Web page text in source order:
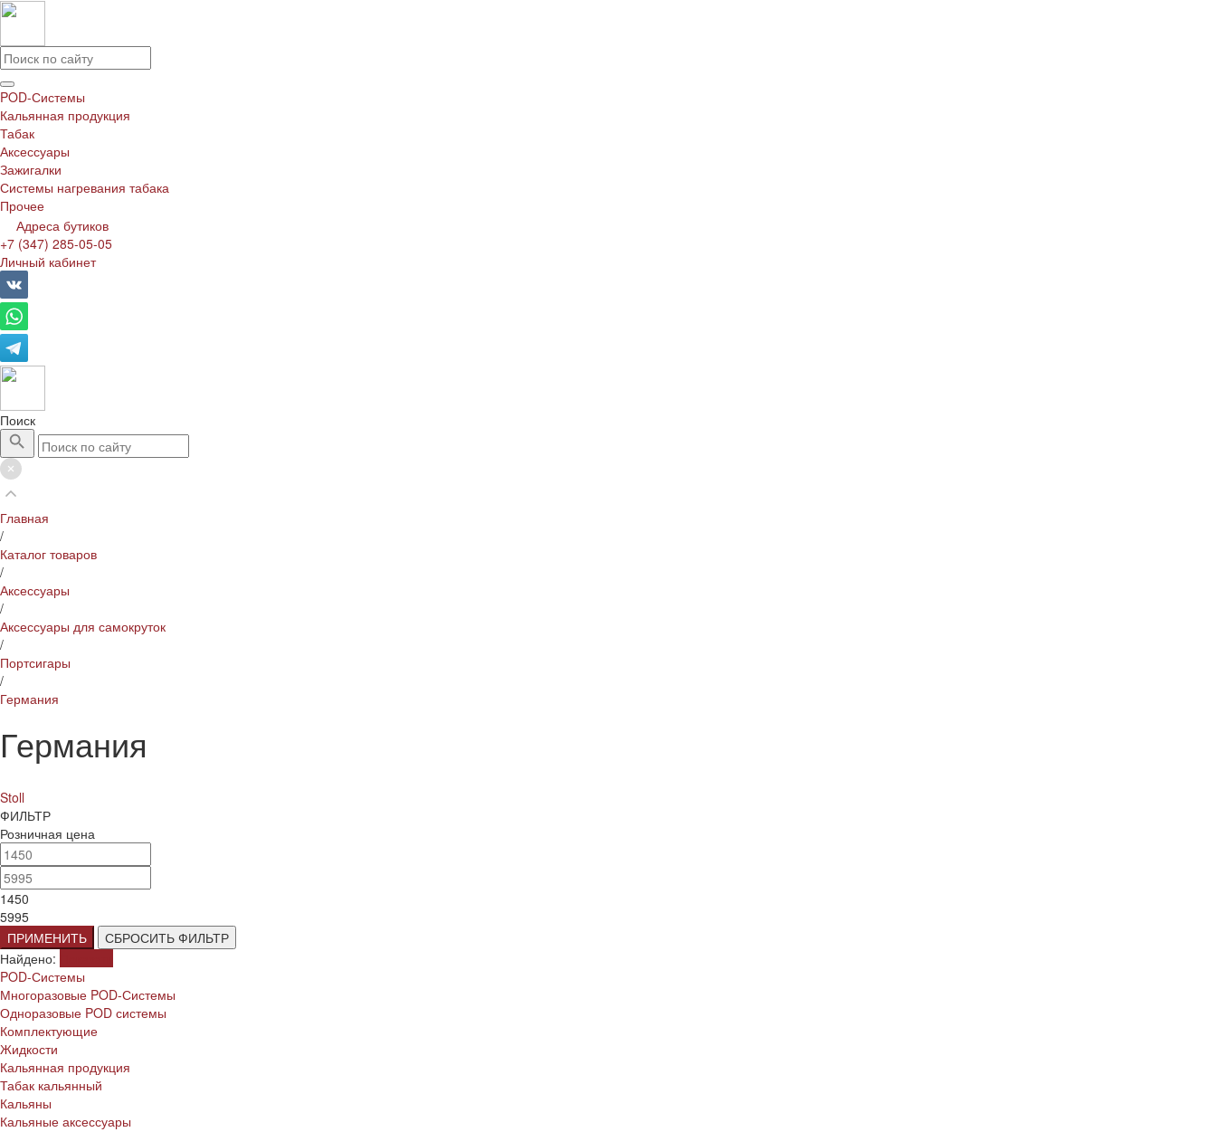
POD-Системы
Кальянная продукция
Табак
Аксессуары
Зажигалки
Системы нагревания табака
Прочее
Адреса бутиков
+7 (347) 285-05-05
Личный кабинет
Поиск
Главная
/
Каталог товаров
/
Аксессуары
/
Аксессуары для самокруток
/
Портсигары
/
Германия
Германия
Stoll
ФИЛЬТР
Розничная цена
1450
5995
ПРИМЕНИТЬ
СБРОСИТЬ ФИЛЬТР
Найдено:
POD-Системы
Многоразовые POD-Системы
Одноразовые POD системы
Комплектующие
Жидкости
Кальянная продукция
Табак кальянный
Кальяны
Кальяные аксессуары